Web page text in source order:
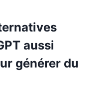
aussi
générer du